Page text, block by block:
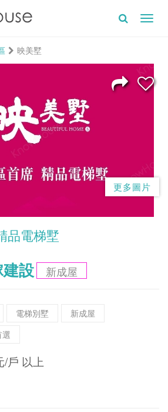
映美墅
更多圖片
品電梯墅
設 新成屋
電梯別墅
新成屋
/戶 以上